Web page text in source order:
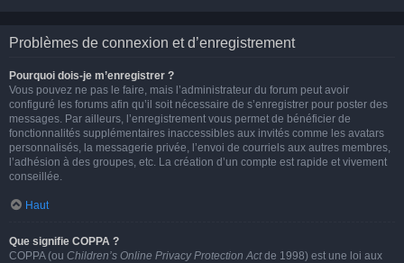
Problèmes de connexion et d’enregistrement
Pourquoi dois-je m’enregistrer ?
Vous pouvez ne pas le faire, mais l’administrateur du forum peut avoir
configuré les forums afin qu’il soit nécessaire de s’enregistrer pour poster des
messages. Par ailleurs, l’enregistrement vous permet de bénéficier de
fonctionnalités supplémentaires inaccessibles aux invités comme les avatars
personnalisés, la messagerie privée, l’envoi de courriels aux autres membres,
l’adhésion à des groupes, etc. La création d’un compte est rapide et vivement
conseillée.
Haut
Que signifie COPPA ?
COPPA (ou Children’s Online Privacy Protection Actde 1998) est une loi aux